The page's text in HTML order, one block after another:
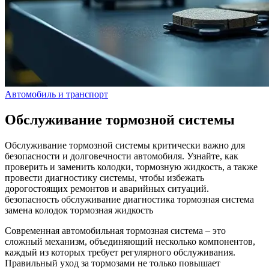
Автомобиль и транспорт
Обслуживание тормозной системы
Обслуживание тормозной системы критически важно для
безопасности и долговечности автомобиля. Узнайте, как
проверить и заменить колодки, тормозную жидкость, а также
провести диагностику системы, чтобы избежать
дорогостоящих ремонтов и аварийных ситуаций.
безопасность обслуживание диагностика тормозная система
замена колодок тормозная жидкость
Современная автомобильная тормозная система – это
сложный механизм, объединяющий несколько компонентов,
каждый из которых требует регулярного обслуживания.
Правильный уход за тормозами не только повышает